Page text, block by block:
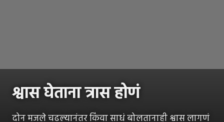
श्वास घेताना त्रास होणं
दोन मजले चढल्यानंतर किंवा साधं बोलतानाही श्वास लागणं